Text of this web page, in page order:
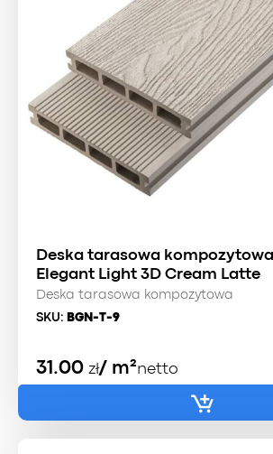
Deska tarasowa
Elegant Light 3D Cream Latte
Deska tarasowa kompozytowa
SKU: BGN-T-9
31.00 zł/ m²netto